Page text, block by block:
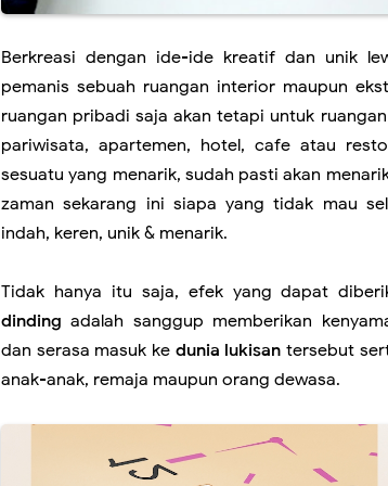
Jasa Lukis Mural Tiga Dimensi
Lukisan Mural Tangga Hiasi
Contoh Lukisan Mural Tema
Jasa Lukis Mural Simple &
Jasa Lukis Mural - Desain Tembok
Berkreasi dengan ide-ide kreatif dan unik
pemanis sebuah ruangan interior maupun
ruangan pribadi saja akan tetapi untuk
pariwisata, apartemen, hotel, cafe atau
sesuatu yang menarik, sudah pasti akan
zaman sekarang ini siapa yang tidak mau
indah, keren, unik & menarik.
Tidak hanya itu saja, efek yang dapat
dindingadalah sanggup memberikan
dan serasa masuk ke dunia lukisan tersebut
anak-anak, remaja maupun orang dewasa.